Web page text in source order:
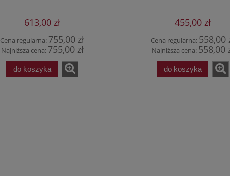
613,00 zł
Cena regularna:755,00 zł
Najniższa cena:755,00 zł
do koszyka
455,00 zł
Cena regularna:558,00
Najniższa cena:558,00
do koszyka